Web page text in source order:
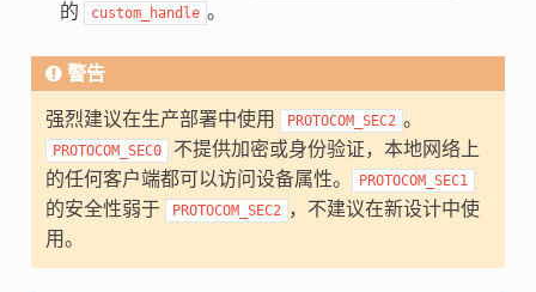
的
custom_handle 。
警告
强烈建议在生产部署中使用 PROTOCOM_SEC2 。
PROTOCOM_SEC0
不提供加密或身份验证，本地网络上
的任何客户端都可以访问设备属性。
PROTOCOM_SEC1
的安全性弱于 PROTOCOM_SEC2 ，不建议在新设计中使
用。